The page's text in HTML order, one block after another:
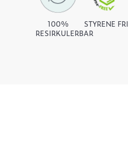
100%
RESIRKULERBAR
STYRENE FRI